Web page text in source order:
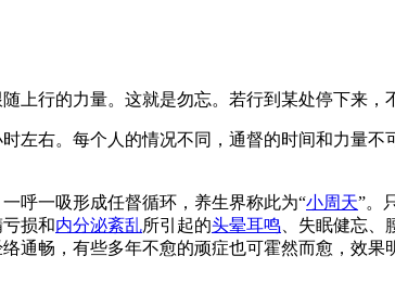
随上行的力量。这就是勿忘。若行到某处停下来，
左右。每个人的情况不同，通督的时间和力量
呼一吸形成任督循环，养生界称此为“小周天”。
损和内分泌紊乱所引起的头晕耳鸣 、失眠健忘、
通畅，有些多年不愈的顽症也可霍然而愈，效果